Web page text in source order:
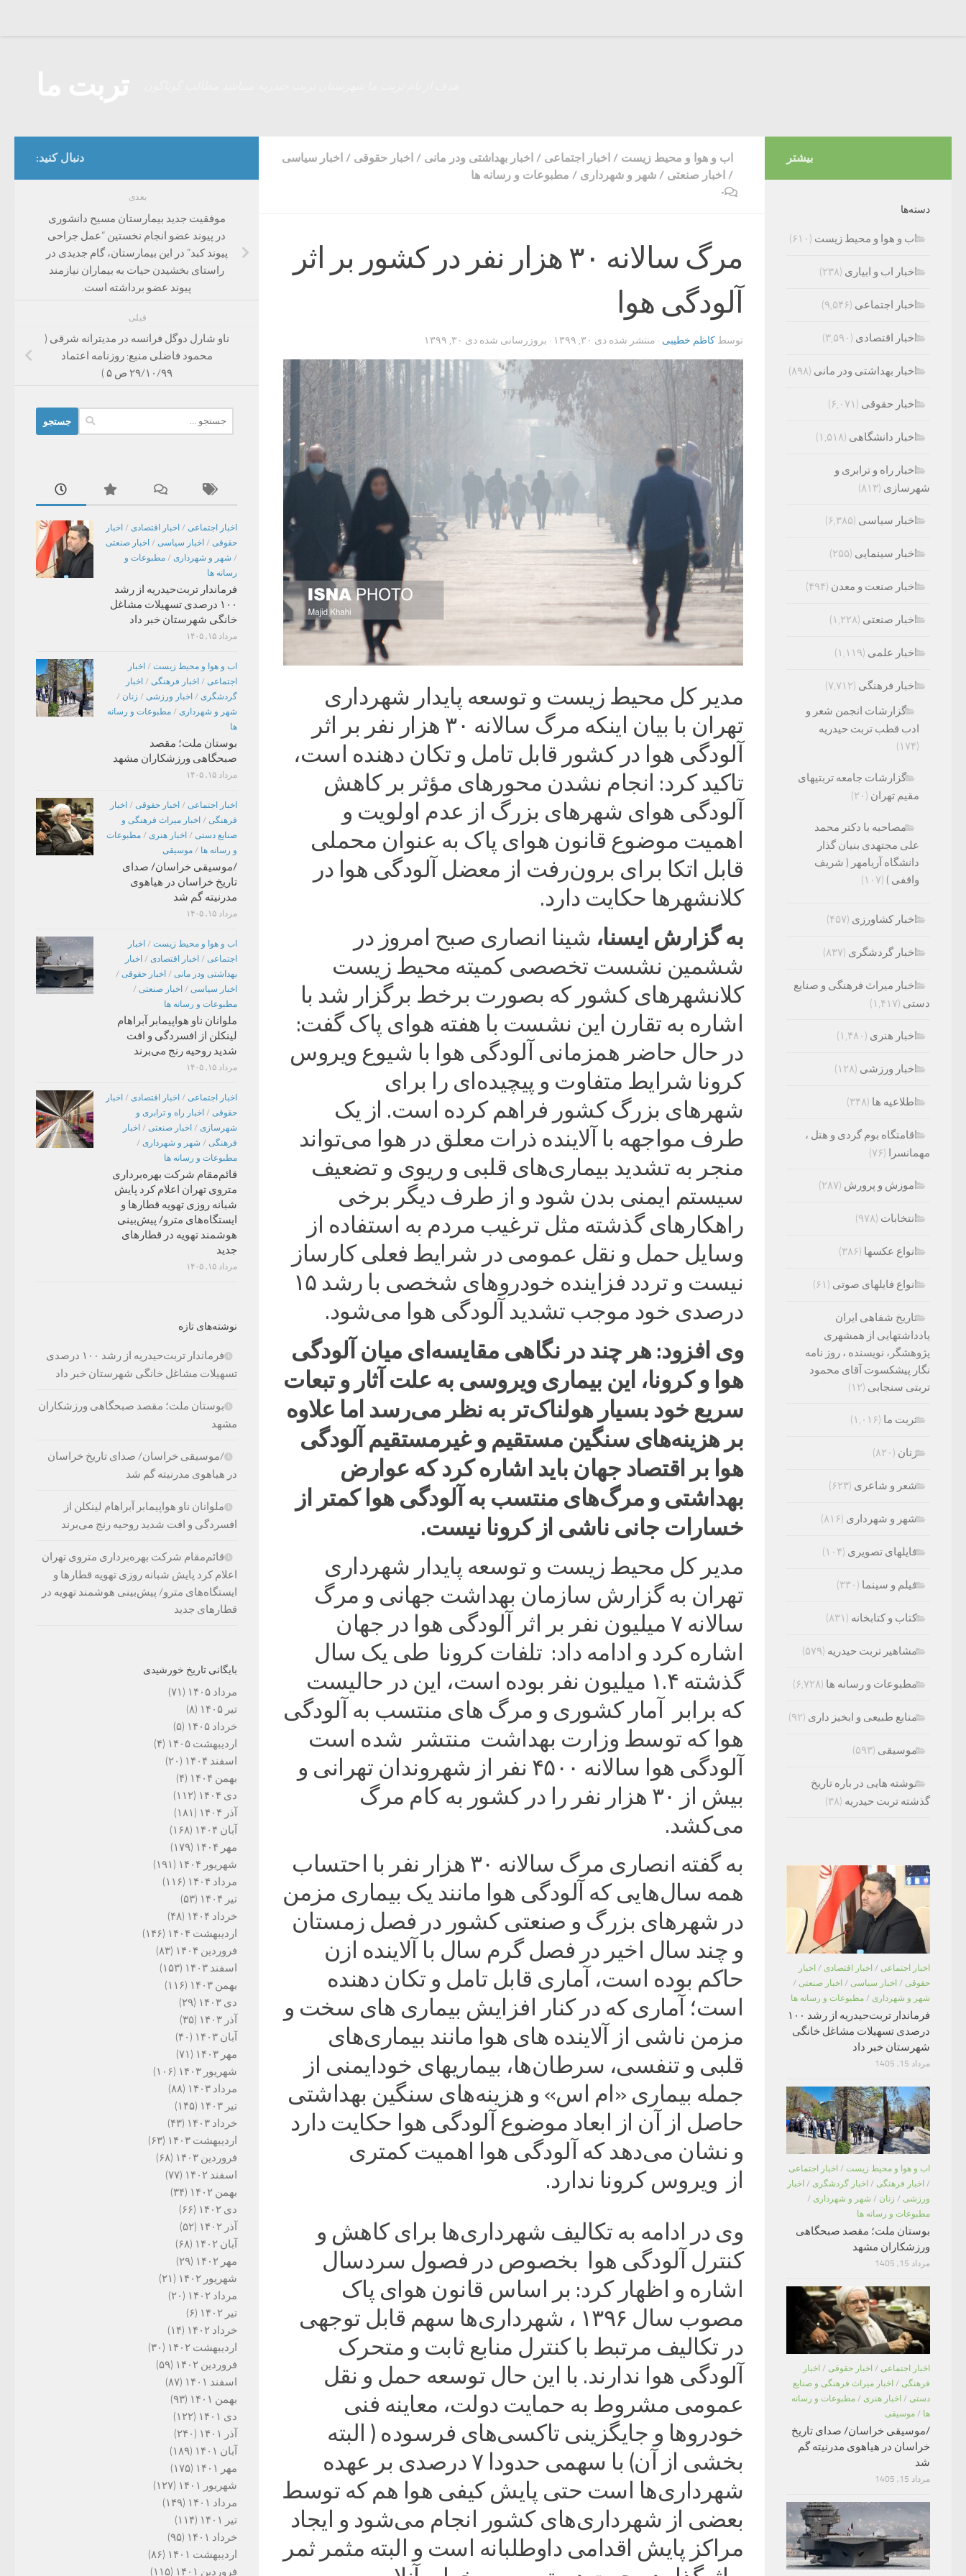
اب و هوا و محیط زیست / اخبار اجتماعی / اخبار بهداشتی ودر مانی / اخبار حقوقی / اخبار سیاسی
/ اخبار صنعتی / شهر و شهرداری / مطبوعات و رسانه ها
۰
مرگ سالانه ۳۰ هزار نفر در کشور بر اثر
آلودگی هوا
توسط کاظم خطیبی · منتشر شده دی ۳۰, ۱۳۹۹ · بروزرسانی شده دی ۳۰, ۱۳۹۹
مدیر کل محیط زیست و توسعه پایدار شهرداری
تهران با بیان اینکه مرگ سالانه ۳۰ هزار نفر بر اثر
آلودگی هوا در کشور قابل تامل و تکان دهنده است،
تاکید کرد: ‌انجام نشدن محورهای مؤثر بر کاهش
آلودگی هوای شهرهای بزرگ از عدم اولویت و
اهمیت موضوع قانون هوای پاک به عنوان محملی
قابل اتکا برای برون‌رفت از معضل آلودگی هوا در
کلانشهرها حکایت دارد.
به گزارش ایسنا، شینا انصاری صبح امروز در
ششمین نشست تخصصی کمیته محیط زیست
کلانشهرهای کشور که بصورت برخط برگزار شد با
اشاره به تقارن این نشست با هفته هوای پاک گفت:
در حال حاضر همزمانی آلودگی هوا با شیوع ویروس
کرونا شرایط متفاوت و پیچیده‌ای را برای
شهرهای بزرگ کشور فراهم کرده است. از یک
طرف مواجهه با آلاینده ذرات معلق در هوا می‌تواند
منجر به تشدید بیماری‌های قلبی و ریوی و تضعیف
سیستم ایمنی بدن شود و از طرف دیگر برخی
راهکارهای گذشته مثل ترغیب مردم به استفاده از
وسایل حمل و نقل عمومی در شرایط فعلی کارساز
نیست و تردد فزاینده خودروهای شخصی با رشد ۱۵
درصدی خود موجب تشدید آلودگی هوا می‌شود.
وی افزود: هر چند در نگاهی مقایسه‌ای میان آلودگی
هوا و کرونا، این بیماری ویروسی به علت آثار و تبعات
سریع خود بسیار هولناک‌تر به نظر می‌رسد اما علاوه
بر هزینه‌های سنگین مستقیم و غیرمستقیم آلودگی
هوا بر اقتصاد جهان باید اشاره کرد که عوارض
بهداشتی و مرگ‌های منتسب به آلودگی هوا کمتر از
خسارات جانی ناشی از کرونا نیست.
مدیر کل محیط زیست و توسعه پایدار شهرداری
تهران به گزارش سازمان بهداشت جهانی و مرگ
سالانه ۷ میلیون نفر بر اثر آلودگی هوا در جهان
اشاره کرد و ادامه داد: تلفات کرونا طی یک سال
گذشته ۱.۴ میلیون نفر بوده است، این در حالیست
که برابر آمار کشوری و مرگ های منتسب به آلودگی
هوا که توسط وزارت بهداشت منتشر شده است
آلودگی هوا سالانه ۴۵۰۰ نفر از شهروندان تهرانی و
بیش از ۳۰ هزار نفر را در کشور به کام مرگ
می‌کشد.
به گفته انصاری مرگ سالانه ۳۰ هزار نفر با احتساب
همه سال‌هایی که آلودگی هوا مانند یک بیماری مزمن
در شهرهای بزرگ و صنعتی کشور در فصل زمستان
و چند سال اخیر در فصل گرم سال با آلاینده ازن
حاکم بوده است، آماری قابل تامل و تکان دهنده
است؛ آماری که در کنار افزایش بیماری های سخت و
مزمن ناشی از آلاینده های هوا مانند بیماری‌های
قلبی و تنفسی، سرطان‌ها، بیماریهای خودایمنی از
جمله بیماری «ام اس» و هزینه‌های سنگین بهداشتی
حاصل از آن از ابعاد موضوع آلودگی هوا حکایت دارد
و نشان می‌دهد که آلودگی هوا اهمیت کمتری
از ویروس کرونا ندارد.
وی در ادامه به تکالیف شهرداری‌ها برای کاهش و
کنترل آلودگی هوا بخصوص در فصول سردسال
اشاره و اظهار کرد: بر اساس قانون هوای پاک
مصوب سال ۱۳۹۶ ، شهرداری‌ها سهم قابل توجهی
در تکالیف مرتبط با کنترل منابع ثابت و متحرک
آلودگی هوا ندارند. با این حال توسعه حمل و نقل
عمومی مشروط به حمایت دولت، معاینه فنی
خودروها و جایگزینی تاکسی‌های فرسوده ( البته
بخشی از آن) با سهمی حدودا ۷ درصدی بر عهده
شهرداری‌ها است حتی پایش کیفی هوا هم که توسط
بعضی از شهرداری‌های کشور انجام می‌شود و ایجاد
مراکز پایش اقدامی داوطلبانه است و البته مثمر ثمر
دنبال کنید:
بعدی
موفقیت جدید بیمارستان مسیح دانشوری
در پیوند عضو‌ انجام نخستین “عمل جراحی
پیوند کبد” در این بیمارستان، گام جدیدی در
راستای بخشیدن حیات به بیماران نیازمند
پیوند عضو برداشته است.‌
قبلی
ناو شارل دوگل فرانسه در مدیترانه شرقی (
محمود فاضلی منبع: روزنامه اعتماد
۲۹/۱۰/۹۹ ص ۵ )
برای:
اخبار اجتماعی / اخبار اقتصادی / اخبار
حقوقی / اخبار سیاسی / اخبار صنعتی
/ شهر و شهرداری / مطبوعات و
رسانه ها
فرماندار تربت‌حیدریه از رشد
۱۰۰ درصدی تسهیلات مشاغل
خانگی شهرستان خبر داد
مرداد ۱۵, ۱۴۰۵
اب و هوا و محیط زیست / اخبار
اجتماعی / اخبار فرهنگی / اخبار
گردشگری / اخبار ورزشی / زنان /
شهر و شهرداری / مطبوعات و رسانه
ها
بوستان ملت؛ مقصد
صبحگاهی ورزشکاران مشهد
مرداد ۱۵, ۱۴۰۵
اخبار اجتماعی / اخبار حقوقی / اخبار
فرهنگی / اخبار میراث فرهنگی و
صنایع دستی / اخبار هنری / مطبوعات
و رسانه ها / موسیقی
/موسیقی خراسان/ صدای
تاریخ خراسان در هیاهوی
مدرنیته گم شد
مرداد ۱۵, ۱۴۰۵
اب و هوا و محیط زیست / اخبار
اجتماعی / اخبار اقتصادی / اخبار
بهداشتی ودر مانی / اخبار حقوقی /
اخبار سیاسی / اخبار صنعتی /
مطبوعات و رسانه ها
ملوانان ناو هواپیمابر آبراهام
لینکلن از افسردگی و افت
شدید روحیه رنج می‌برند
مرداد ۱۵, ۱۴۰۵
اخبار اجتماعی / اخبار اقتصادی / اخبار
حقوقی / اخبار راه و ترابری و
شهرسازی / اخبار صنعتی / اخبار
فرهنگی / شهر و شهرداری /
مطبوعات و رسانه ها
قائم‌مقام شرکت بهره‌برداری
متروی تهران اعلام کرد پایش
شبانه روزی تهویه قطارها و
ایستگاه‌های مترو/ پیش‌بینی
هوشمند تهویه در قطارهای
جدید
مرداد ۱۵, ۱۴۰۵
نوشته‌های تازه
فرماندار تربت‌حیدریه از رشد ۱۰۰ درصدی
تسهیلات مشاغل خانگی شهرستان خبر داد
بوستان ملت؛ مقصد صبحگاهی ورزشکاران
مشهد
/موسیقی خراسان/ صدای تاریخ خراسان
در هیاهوی مدرنیته گم شد
ملوانان ناو هواپیمابر آبراهام لینکلن از
افسردگی و افت شدید روحیه رنج می‌برند
قائم‌مقام شرکت بهره‌برداری متروی تهران
اعلام کرد پایش شبانه روزی تهویه قطارها و
ایستگاه‌های مترو/ پیش‌بینی هوشمند تهویه در
قطارهای جدید
بایگانی تاریخ خورشیدی
مرداد ۱۴۰۵
(۷۱)
تیر ۱۴۰۵
(۸)
خرداد ۱۴۰۵
(۵)
اردیبهشت ۱۴۰۵
(۴)
اسفند ۱۴۰۴
(۲۰)
بهمن ۱۴۰۴
(۴)
دی ۱۴۰۴
(۱۱۲)
آذر ۱۴۰۴
(۱۸۱)
آبان ۱۴۰۴
(۱۶۸)
مهر ۱۴۰۴
(۱۷۹)
شهریور ۱۴۰۴
(۱۹۱)
مرداد ۱۴۰۴
(۱۱۶)
تیر ۱۴۰۴
(۵۳)
خرداد ۱۴۰۴
(۴۸)
اردیبهشت ۱۴۰۴
(۱۴۶)
فروردین ۱۴۰۴
(۸۳)
اسفند ۱۴۰۳
(۱۵۳)
بهمن ۱۴۰۳
(۱۱۶)
دی ۱۴۰۳
(۲۹)
آذر ۱۴۰۳
(۳۵)
آبان ۱۴۰۳
(۴۰)
مهر ۱۴۰۳
(۷۱)
شهریور ۱۴۰۳
(۱۰۶)
مرداد ۱۴۰۳
(۸۸)
تیر ۱۴۰۳
(۱۴۵)
خرداد ۱۴۰۳
(۴۳)
اردیبهشت ۱۴۰۳
(۶۳)
فروردین ۱۴۰۳
(۶۸)
اسفند ۱۴۰۲
(۷۷)
بهمن ۱۴۰۲
(۳۴)
دی ۱۴۰۲
(۶۶)
آذر ۱۴۰۲
(۵۲)
آبان ۱۴۰۲
(۶۸)
مهر ۱۴۰۲
(۲۹)
شهریور ۱۴۰۲
(۲۱)
مرداد ۱۴۰۲
(۲۰)
تیر ۱۴۰۲
(۶)
خرداد ۱۴۰۲
(۱۴)
اردیبهشت ۱۴۰۲
(۳۰)
فروردین ۱۴۰۲
(۵۹)
اسفند ۱۴۰۱
(۸۷)
بهمن ۱۴۰۱
(۹۳)
دی ۱۴۰۱
(۱۲۲)
آذر ۱۴۰۱
(۲۴۰)
آبان ۱۴۰۱
(۱۸۹)
مهر ۱۴۰۱
(۱۷۵)
شهریور ۱۴۰۱
(۱۲۷)
مرداد ۱۴۰۱
(۱۴۹)
تیر ۱۴۰۱
(۱۱۴)
خرداد ۱۴۰۱
(۹۵)
اردیبهشت ۱۴۰۱
(۸۶)
فروردین ۱۴۰۱
(۱۱۵)
بیشتر
دسته‌ها
اب و هوا و محیط زیست (۶۱۰)
اخبار اب و ابیاری (۲۳۸)
اخبار اجتماعی (۹,۵۴۶)
اخبار اقتصادی (۳,۵۹۰)
اخبار بهداشتی ودر مانی (۸۹۸)
اخبار حقوقی (۶,۰۷۱)
اخبار دانشگاهی (۱,۵۱۸)
اخبار راه و ترابری و
شهرسازی (۸۱۳)
اخبار سیاسی (۶,۳۸۵)
اخبار سینمایی (۲۵۵)
اخبار صنعت و معدن (۴۹۴)
اخبار صنعتی (۱,۲۲۸)
اخبار علمی (۱,۱۱۹)
اخبار فرهنگی (۷,۷۱۲)
گزارشات انجمن شعر و
ادب قطب تربت حیدریه
(۱۷۴)
گزارشات جامعه تربتیهای
مقیم تهران (۲۰)
مصاحبه با دکتر محمد
علی مجتهدی بنیان گذار
دانشگاه آریامهر ( شریف
واقفی ) (۱۰۷)
اخبار کشاورزی (۴۵۷)
اخبار گردشگری (۸۳۷)
اخبار میراث فرهنگی و صنایع
دستی (۱,۴۱۷)
اخبار هنری (۱,۴۸۰)
اخبار ورزشی (۱۲۸)
اطلاعیه ها (۳۴۸)
اقامتگاه بوم گردی و هتل ،
مهمانسرا (۷۶)
اموزش و پرورش (۲۸۷)
انتخابات (۹۷۸)
انواع عکسها (۳۸۶)
انواع فایلهای صوتی (۶۱)
تاریخ شفاهی ایران
یادداشتهایی از همشهری
پژوهشگر، نویسنده ، روز نامه
نگار پیشکسوت آقای محمود
تربتی سنجابی (۱۲)
تربت ما (۱,۰۱۶)
زنان (۸۲۰)
شعر و شاعری (۶۲۳)
شهر و شهرداری (۸۱۶)
فایلهای تصویری (۱۰۴)
فیلم و سینما (۳۳۰)
کتاب و کتابخانه (۸۳۱)
مشاهیر تربت حیدریه (۵۷۹)
مطبوعات و رسانه ها (۶,۷۲۸)
منابع طبیعی و ابخیز داری (۹۲)
موسیقی (۵۹۳)
نوشته هایی در باره تاریخ
گذشته تربت حیدریه (۳۸)
اخبار اجتماعی / اخبار اقتصادی / اخبار
حقوقی / اخبار سیاسی / اخبار صنعتی /
شهر و شهرداری / مطبوعات و رسانه ها
فرماندار تربت‌حیدریه از رشد ۱۰۰
درصدی تسهیلات مشاغل خانگی
شهرستان خبر داد
مرداد 15, 1405
اب و هوا و محیط زیست / اخبار اجتماعی
/ اخبار فرهنگی / اخبار گردشگری / اخبار
ورزشی / زنان / شهر و شهرداری /
مطبوعات و رسانه ها
بوستان ملت؛ مقصد صبحگاهی
ورزشکاران مشهد
مرداد 15, 1405
اخبار اجتماعی / اخبار حقوقی / اخبار
فرهنگی / اخبار میراث فرهنگی و صنایع
دستی / اخبار هنری / مطبوعات و رسانه
ها / موسیقی
/موسیقی خراسان/ صدای تاریخ
خراسان در هیاهوی مدرنیته گم
شد
مرداد 15, 1405